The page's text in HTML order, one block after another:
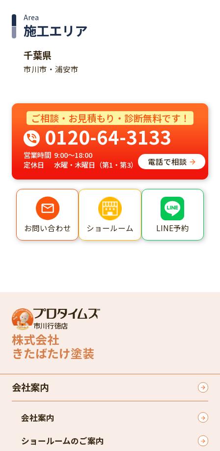
施工エリア
Area
千葉県
市川市・浦安市
ご相談・お見積もり・診断無料です！
0120-64-3133
営業時間 9:00～18:00
定休日
水曜・木曜日（第1・第3） 電話で相談
お問い合わせ ショールーム LINE予約
市川行徳店
株式会社
きたばたけ塗装
会社案内
会社案内
ショールームのご案内